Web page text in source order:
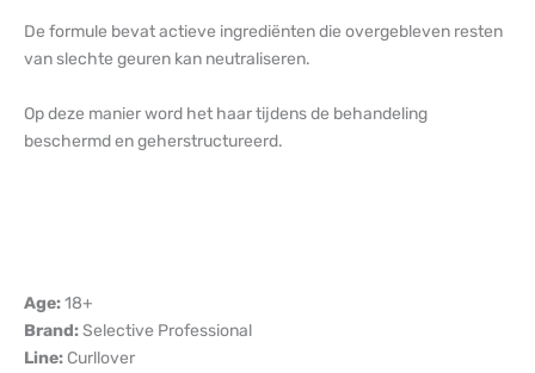
De formule bevat actieve ingrediënten die overgebleven resten
van slechte geuren kan neutraliseren.
Op deze manier word het haar tijdens de behandeling
beschermd en geherstructureerd.
Age:18+
Brand:Selective Professional
Line: Curllover